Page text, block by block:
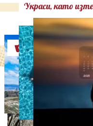
Украси, като
Оферти